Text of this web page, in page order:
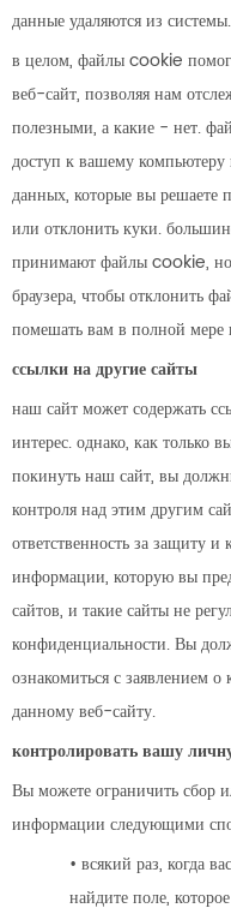
данные удаляются из системы.
в целом, файлы cookie
веб-сайт, позволяя нам
полезными, а какие - нет.
доступ к вашему
данных, которые вы решаете
или отклонить куки.
принимают файлы cookie,
браузера, чтобы отклонить
помешать вам в полной мере
ссылки на другие сайты
наш сайт может содержать
интерес. однако, как только
покинуть наш сайт, вы
контроля над этим другим
ответственность за защиту
информации, которую вы
сайтов, и такие сайты не
конфиденциальности. Вы
ознакомиться с заявлением
данному веб-сайту.
контролировать вашу
Вы можете ограничить сбор
информации следующими
• всякий раз, когда
найдите поле,